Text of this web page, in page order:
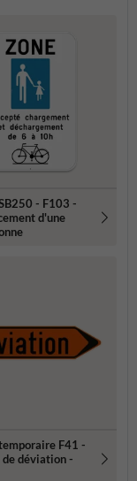
- F103 -
d'une
F41 -
déviation -